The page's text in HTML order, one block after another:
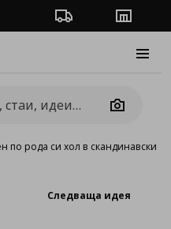
Проследяване на
Camera
по рода си хол в скандинавски
Следваща идея